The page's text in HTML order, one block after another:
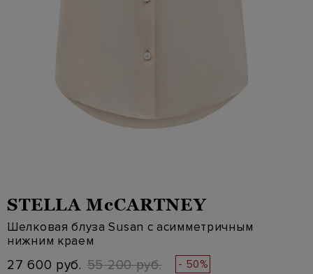
STELLA McCARTNEY
Шелковая блуза Susan с асимметричным
нижним краем
27 600 руб. 55 200 руб. - 50%